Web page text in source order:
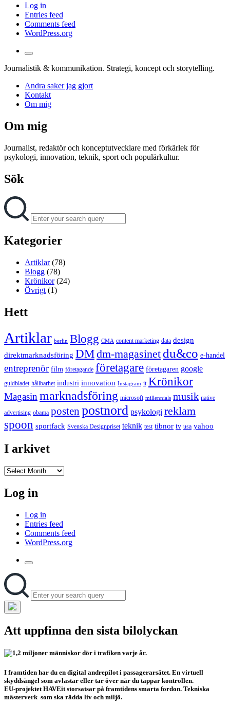
Log in
Entries feed
Comments feed
WordPress.org
Toggle
the
search
Journalistik & kommunikation. Strategi, koncept och storytelling.
Andra saker jag gjort
Kontakt
Om mig
Om mig
Journalist, redaktör och konceptutvecklare med förkärlek för
psykologi, innovation, teknik, sport och populärkultur.
Sök
Search
for:
Kategorier
Artiklar(78)
Blogg (78)
Krönikor(24)
Övrigt (1)
Hett
Artiklar berlin Blogg CMA content marketing data design
direktmarknadsföring DMdm-magasinet du&co e-handel
entreprenör film företagande företagare företagaren google
guldbladet hållbarhet industri innovation Instagram it Krönikor
Magasin marknadsföring microsoft millennials musik native
advertising obama posten postnord psykologi reklam
spoon sportfack Svenska Designpriset teknik test tibnor tv usa yahoo
I arkivet
Log in
Log in
Entries feed
Comments feed
WordPress.org
Toggle
field
Search
for:
Hide
search
overlay
Att uppfinna den sista bilolyckan
I framtiden har du en digital andrepilot i passagerarsätet. En virtuell
skyddsängel som avlastar eller tar över när du tappar kontrollen.
EU-projektet HAVEit storsatsar på framtidens smarta fordon. Tekniska
mästerverk som ska rädda liv och miljö.